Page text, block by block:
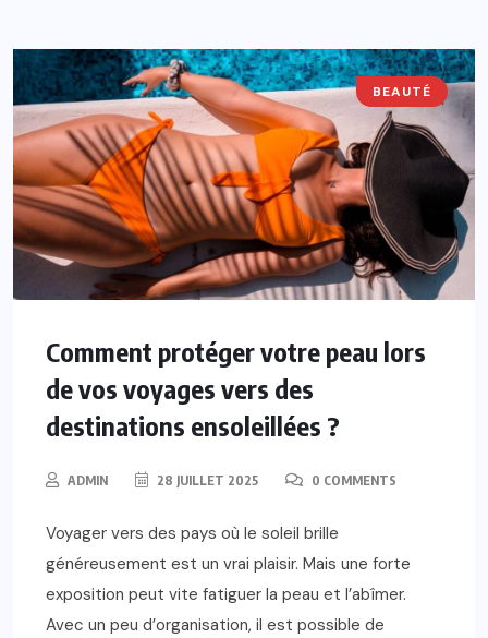
BEAUTÉ
Comment protéger votre peau lors
de vos voyages vers des
destinations ensoleillées ?
ADMIN 28 JUILLET 2025 0 COMMENTS
Voyager vers des pays où le soleil brille
généreusement est un vrai plaisir. Mais une forte
exposition peut vite fatiguer la peau et l’abîmer.
Avec un peu d’organisation, il est possible de